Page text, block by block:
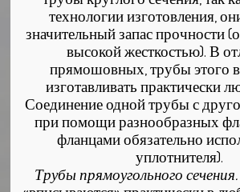
технологии изготовления,
значительный запас прочности
высокой жесткостью). В
прямошовных, трубы этого
изготавливать практически
Соединение одной трубы с
при помощи разнообразных
фланцами обязательно
уплотнителя).
Трубы прямоугольного сечения.